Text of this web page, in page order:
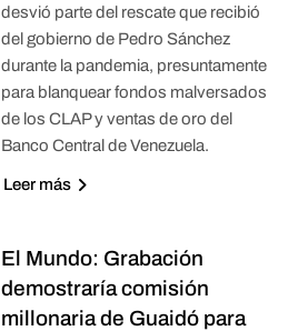
desvió parte del rescate que recibió
del gobierno de Pedro Sánchez
durante la pandemia, presuntamente
para blanquear fondos malversados
de los CLAP y ventas de oro del
Banco Central de Venezuela.
Leer más
El Mundo: Grabación
demostraría comisión
millonaria de Guaidó para